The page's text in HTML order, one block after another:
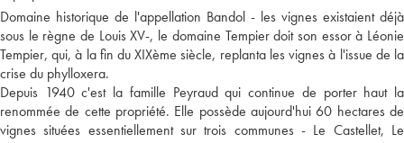
Domaine historique de l'appellation Bandol - les vignes existaient déjà
sous le règne de Louis XV-, le domaine Tempier doit son essor à Léonie
Tempier, qui, à la fin du XIXème siècle, replanta les vignes à l'issue de la
crise du phylloxera.
Depuis 1940 c'est la famille Peyraud qui continue de porter haut la
renommée de cette propriété. Elle possède aujourd'hui 60 hectares de
vignes situées essentiellement sur trois communes - Le Castellet, Le